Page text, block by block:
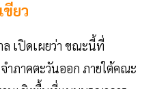
ขียว
ล เปิดเผยว่า ขณะนี้ที่
ำภาคตะวันออก ภายใต้คณะ